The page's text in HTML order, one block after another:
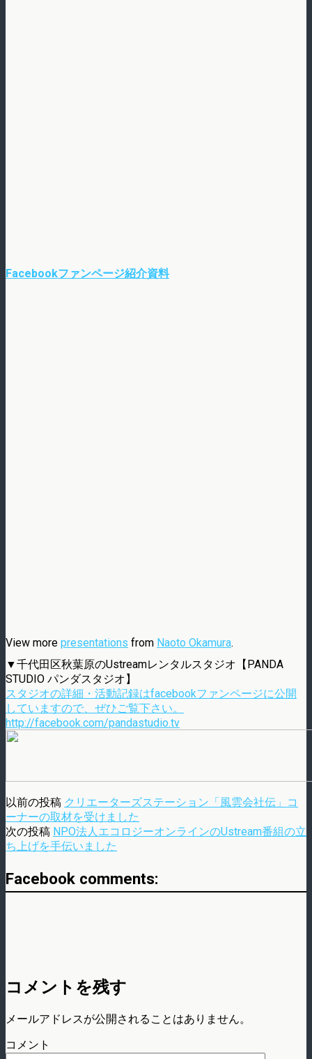
Facebookファンページ紹介資料
View more presentations from Naoto Okamura.
▼千代田区秋葉原のUstreamレンタルスタジオ【PANDA
STUDIO パンダスタジオ】
スタジオの詳細・活動記録はfacebookファンページに公開
していますので、ぜひご覧下さい。
http://facebook.com/pandastudio.tv
以前の投稿 クリエーターズステーション「風雲会社伝」コ
ーナーの取材を受けました
次の投稿 NPO法人エコロジーオンラインのUstream番組の立
ち上げを手伝いました
Facebook comments:
コメントを残す
メールアドレスが公開されることはありません。
コメント